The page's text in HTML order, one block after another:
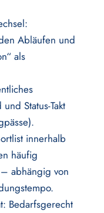
Abläufen und
als
Status-Takt
innerhalb
häufig
abhängig von
Bedarfsgerecht